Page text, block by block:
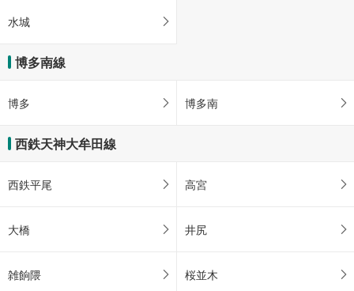
水城
博多南線
博多 博多南
西鉄天神大牟田線
西鉄平尾 高宮
大橋 井尻
雑餉隈 桜並木